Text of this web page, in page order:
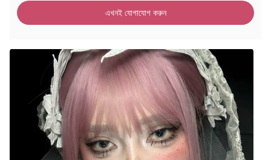
এখনই যোগাযোগ করুন